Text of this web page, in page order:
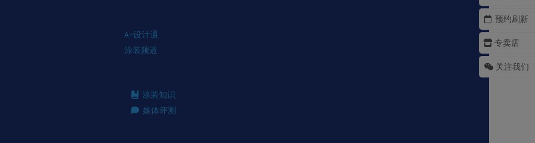
A+设计通
涂装频道
涂装知识
媒体评测
预约刷新
专卖店
关注我们